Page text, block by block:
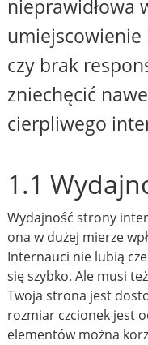
nieprawidłowa
czy brak
zniechęcić
cierpliwego
1.1
Wydajność strony
ona w dużej mierze
Internauci nie lubią
się szybko. Ale musi
Twoja strona jest
rozmiar czcionek jest
elementów można